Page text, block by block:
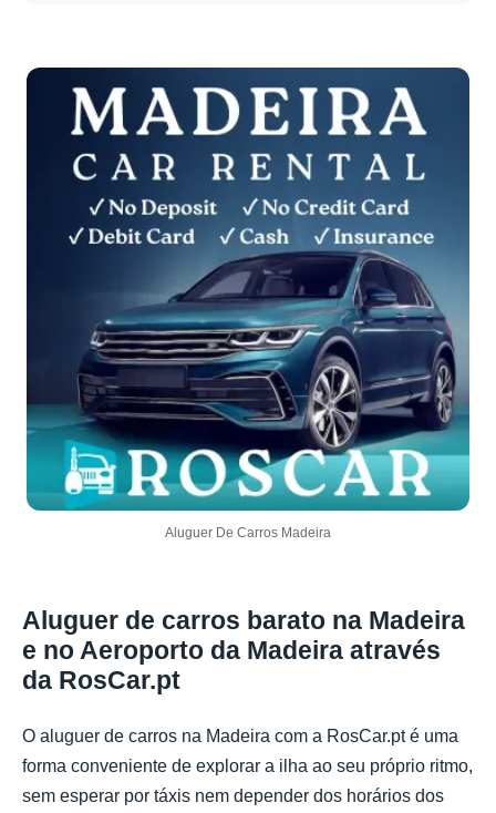
Aluguer De Carros Madeira
Aluguer de carros barato na Madeira
e no Aeroporto da Madeira através
da RosCar.pt
O aluguer de carros na Madeira com a RosCar.pt é uma
forma conveniente de explorar a ilha ao seu próprio ritmo,
sem esperar por táxis nem depender dos horários dos